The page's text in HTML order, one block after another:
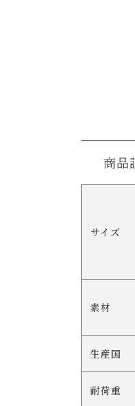
商品
サイズ
素材
生産国
耐荷重